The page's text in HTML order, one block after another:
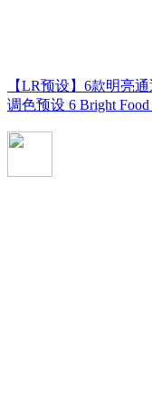
【LR预设】6款明亮
调色预设 6 Bright Food